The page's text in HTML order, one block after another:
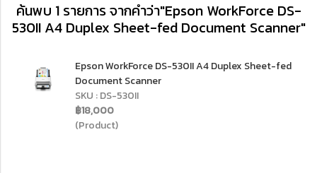
ค้นพบ 1 รายการ จากคำว่า"Epson WorkForce DS-
530II A4 Duplex Sheet-fed Document Scanner"
Epson WorkForce DS-530II A4 Duplex Sheet-fed
Document Scanner
SKU : DS-530II
฿18,000
(Product)